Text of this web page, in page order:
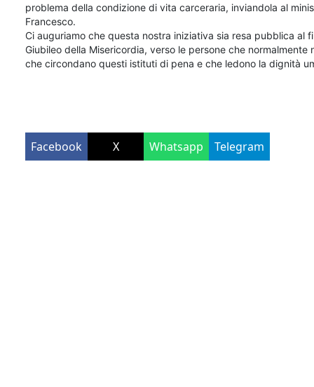
problema della condizione di vita carceraria, inviandola al
Francesco.
Ci auguriamo che questa nostra iniziativa sia resa pubblica al
Giubileo della Misericordia, verso le persone che
che circondano questi istituti di pena e che ledono la dignità
Facebook X Whatsapp Telegram